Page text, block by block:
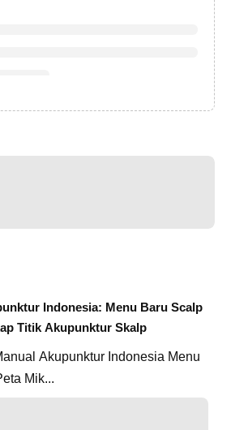
Indonesia: Menu Baru Scalp
Titik Akupunktur Skalp
Scalp YNSA Peta Mik...